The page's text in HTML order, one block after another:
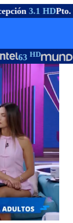
3.1 HDPto.
63HD